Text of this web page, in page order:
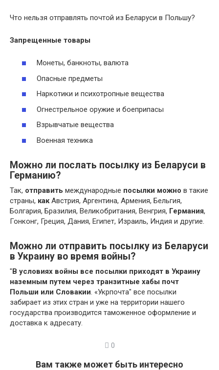
Что нельзя отправлять почтой из Беларуси в Польшу?
Запрещенные товары
Монеты, банкноты, валюта
Опасные предметы
Наркотики и психотропные вещества
Огнестрельное оружие и боеприпасы
Взрывчатые вещества
Военная техника
Можно ли послать посылку из Беларуси в
Германию?
Так, отправить международные посылки можно в такие
страны, как Австрия, Аргентина, Армения, Бельгия,
Болгария, Бразилия, Великобритания, Венгрия, Германия,
Гонконг, Греция, Дания, Египет, Израиль, Индия и другие.
Можно ли отправить посылку из Беларуси
в Украину во время войны?
"В условиях войны все посылки приходят в Украину
наземным путем через транзитные хабы почт
Польши или Словакии . «Укрпочта" все посылки
забирает из этих стран и уже на территории нашего
государства производится таможенное оформление и
доставка к адресату.
0
Вам также может быть интересно